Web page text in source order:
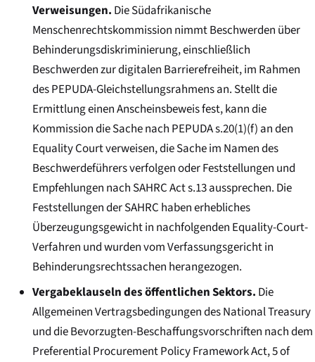
Verweisungen. Die Südafrikanische
Menschenrechtskommission nimmt Beschwerden über
Behinderungsdiskriminierung, einschließlich
Beschwerden zur digitalen Barrierefreiheit, im Rahmen
des PEPUDA-Gleichstellungsrahmens an. Stellt die
Ermittlung einen Anscheinsbeweis fest, kann die
Kommission die Sache nach PEPUDA s.20(1)(f) an den
Equality Court verweisen, die Sache im Namen des
Beschwerdeführers verfolgen oder Feststellungen und
Empfehlungen nach SAHRC Act s.13 aussprechen. Die
Feststellungen der SAHRC haben erhebliches
Überzeugungsgewicht in nachfolgenden Equality-Court-
Verfahren und wurden vom Verfassungsgericht in
Behinderungsrechtssachen herangezogen.
Vergabeklauseln des öffentlichen Sektors. Die
Allgemeinen Vertragsbedingungen des National Treasury
und die Bevorzugten-Beschaffungsvorschriften nach dem
Preferential Procurement Policy Framework Act, 5 of